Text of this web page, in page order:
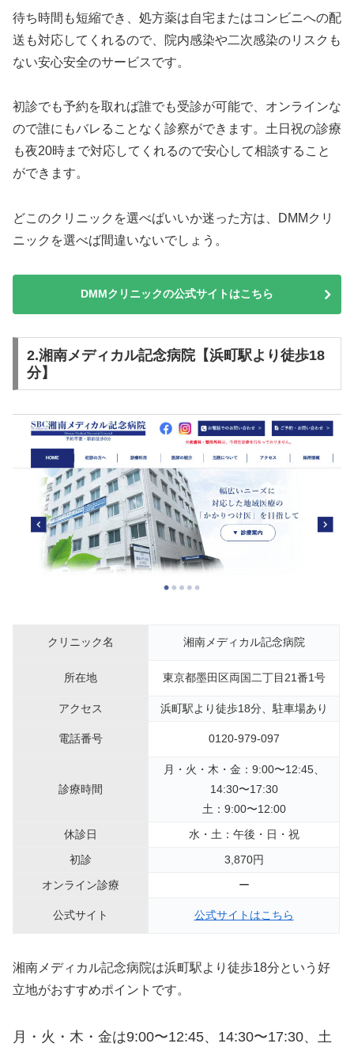
待ち時間も短縮でき、処方薬は自宅またはコンビニへの配
送も対応してくれるので、院内感染や二次感染のリスクも
ない安心安全のサービスです。
初診でも予約を取れば誰でも受診が可能で、オンラインな
ので誰にもバレることなく診察ができます。土日祝の診療
も夜20時まで対応してくれるので安心して相談すること
ができます。
どこのクリニックを選べばいいか迷った方は、DMMクリ
ニックを選べば間違いないでしょう。
DMMクリニックの公式サイトはこちら
2.湘南メディカル記念病院【浜町駅より徒歩18
分】
クリニック名 湘南メディカル記念病院
所在地 東京都墨田区両国二丁目21番1号
アクセス 浜町駅より徒歩18分、駐車場あり
電話番号 0120-979-097
診療時間
月・火・木・金：9:00〜12:45、
14:30〜17:30
土：9:00〜12:00
休診日
水・土：午後・日・祝
初診
3,870円
オンライン診療
ー
公式サイト 公式サイトはこちら
湘南メディカル記念病院は浜町駅より徒歩18分という好
立地がおすすめポイントです。
月・火・木・金は9:00〜12:45、14:30〜17:30、土